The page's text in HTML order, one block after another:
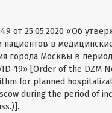
от 25.05.2020 «Об
пациентов в
города Москвы в
19» [Order of the DZM
for planned
during the period of